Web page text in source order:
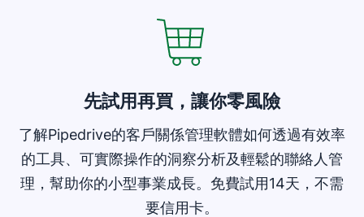
先試用再買，讓你零風險
了解Pipedrive的客戶關係管理軟體如何透過有效率
的工具、可實際操作的洞察分析及輕鬆的聯絡人管
理，幫助你的小型事業成長。免費試用14天，不需
要信用卡。